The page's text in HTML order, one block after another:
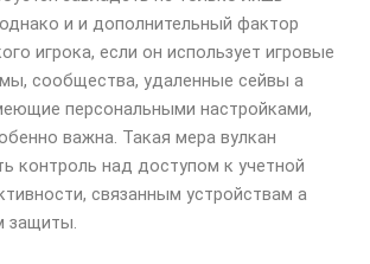
и и дополнительный фактор
игрока, если он использует игровые
сообщества, удаленные сейвы а
персональными настройками,
важна. Такая мера вулкан
контроль над доступом к учетной
связанным устройствам а
защиты.